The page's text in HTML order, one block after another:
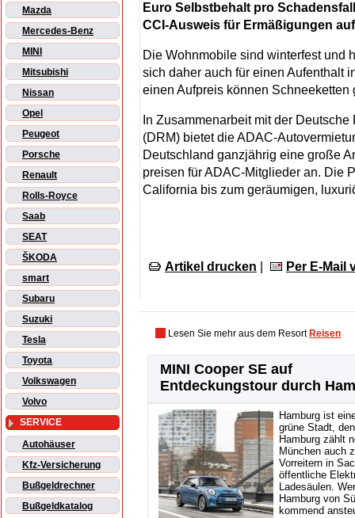
Mazda
Mercedes-Benz
MINI
Mitsubishi
Nissan
Opel
Peugeot
Porsche
Renault
Rolls-Royce
Saab
SEAT
ŠKODA
smart
Subaru
Suzuki
Tesla
Toyota
Volkswagen
Volvo
SERVICE
Autohäuser
Kfz-Versicherung
Bußgeldrechner
Bußgeldkatalog
Euro Selbstbehalt pro
CCI-Ausweis für Ermäßigungen
Die Wohnmobile sind winterfest und
sich daher auch für einen Aufenthalt
einen Aufpreis können Schneeketten
In Zusammenarbeit mit der
(DRM) bietet die ADAC-
Deutschland ganzjährig eine große
preisen für ADAC-Mitglieder an. Die
California bis zum geräumigen,
Artikel drucken Per E-Mail
Lesen Sie mehr aus dem Resort Reisen
MINI Cooper SE auf
Entdeckungstour durch
Hamburg ist
grüne Stadt,
Hamburg zählt
München auch
Vorreitern in
öffentliche
Ladesäulen. Wer
Hamburg von
kommend